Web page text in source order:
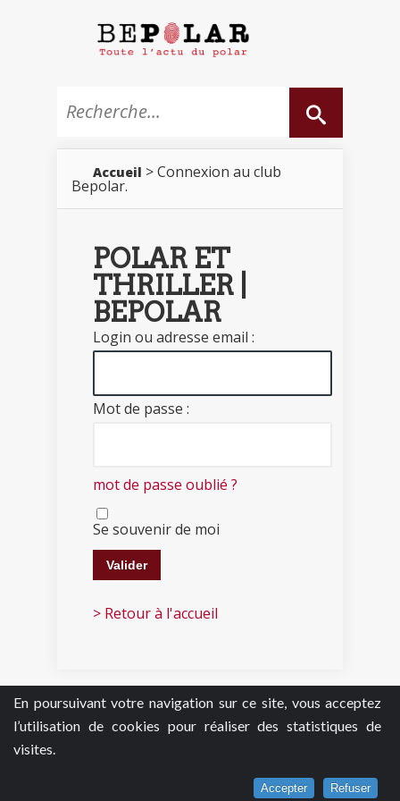
En poursuivant votre navigation sur ce site, vous acceptez
l’utilisation de cookies pour réaliser des statistiques de
visites.
Accepter Refuser
Accueil > Connexion au club
Bepolar.
POLAR ET
THRILLER |
BEPOLAR
Login ou adresse email :
Mot de passe :
mot de passe oublié ?
Se souvenir de moi
> Retour à l'accueil